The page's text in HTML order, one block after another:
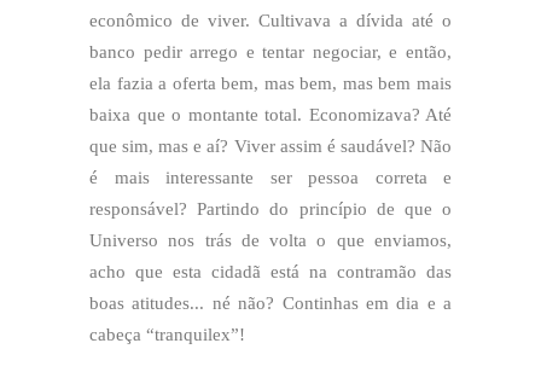
econômico de viver. Cultivava a dívida até o
banco pedir arrego e tentar negociar, e então,
ela fazia a oferta bem, mas bem, mas bem mais
baixa que o montante total. Economizava? Até
que sim, mas e aí? Viver assim é saudável? Não
é mais interessante ser pessoa correta e
responsável? Partindo do princípio de que o
Universo nos trás de volta o que enviamos,
acho que esta cidadã está na contramão das
boas atitudes... né não? Continhas em dia e a
cabeça “tranquilex”!